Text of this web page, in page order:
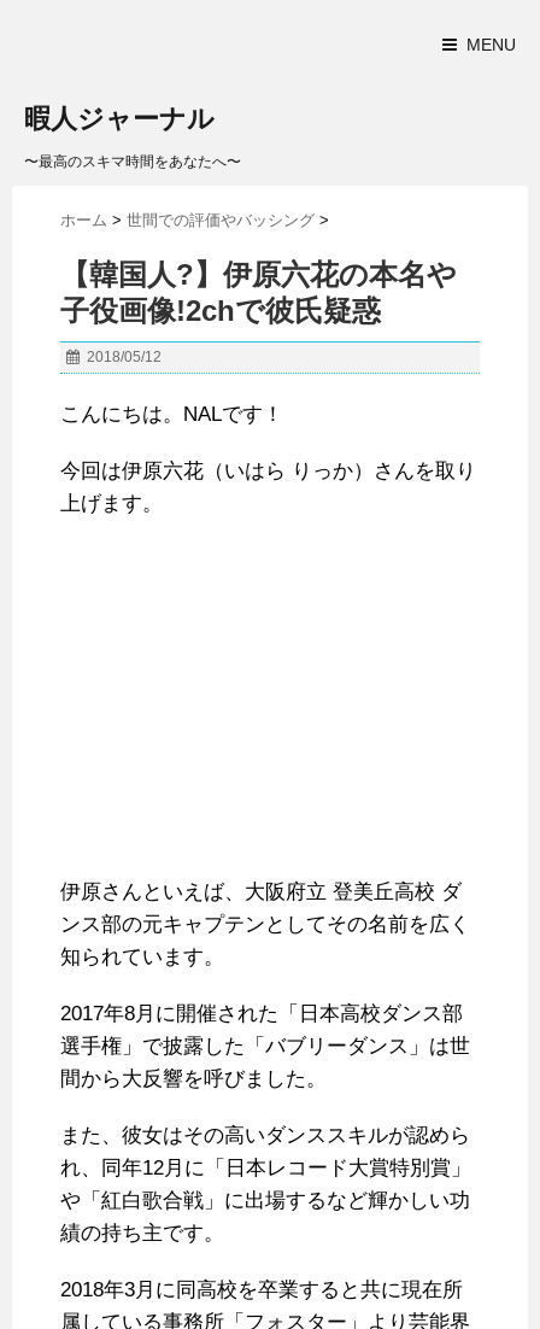
MENU
暇人ジャーナル
〜最高のスキマ時間をあなたへ〜
ホーム > 世間での評価やバッシング >
【韓国人?】伊原六花の本名や
子役画像!2chで彼氏疑惑
2018/05/12
こんにちは。NALです！
今回は伊原六花（いはら りっか）さんを取り
上げます。
伊原さんといえば、大阪府立 登美丘高校 ダ
ンス部の元キャプテンとしてその名前を広く
知られています。
2017年8月に開催された「日本高校ダンス部
選手権」で披露した「バブリーダンス」は世
間から大反響を呼びました。
また、彼女はその高いダンススキルが認めら
れ、同年12月に「日本レコード大賞特別賞」
や「紅白歌合戦」に出場するなど輝かしい功
績の持ち主です。
2018年3月に同高校を卒業すると共に現在所
属している事務所「フォスター」より芸能界